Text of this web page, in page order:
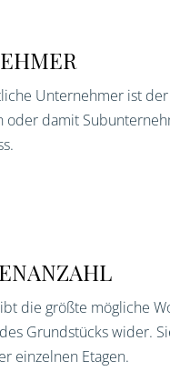
Unternehmer ist
damit
die größte mögliche
Grundstücks wider.
einzelnen Etagen.